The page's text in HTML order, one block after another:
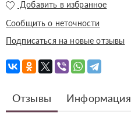
Добавить в избранное
Сообщить о неточности
Подписаться на новые отзывы
Отзывы Информация